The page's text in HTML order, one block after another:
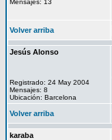
Mensajes: 13
Volver arriba
Jesús Alonso
Registrado: 24 May 2004
Mensajes: 8
Ubicación: Barcelona
Volver arriba
karaba